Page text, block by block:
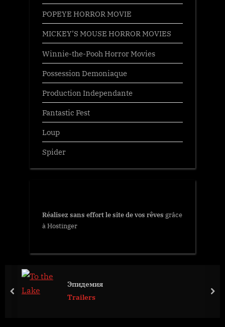
POPEYE HORROR MOVIE
MICKEY’S MOUSE HORROR MOVIES
Winnie-the-Pooh Horror Movies
Possession Demoniaque
Production Independante
Fantastic Fest
Loup
Spider
Réalisez sans effort le site de vos rêves grâce
à Hostinger
Эпидемия
Trailers
prev